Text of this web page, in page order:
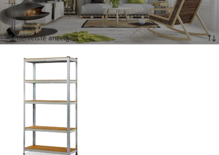
Startseite / Shop/Ausgabe /TOOL/Storage racks
Einzelnes Ergebnis wird angezeigt
Seitenleiste anzeigen